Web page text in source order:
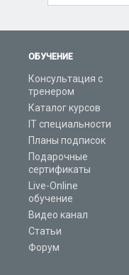
ОБУЧЕНИЕ
Консультация с
тренером
Каталог курсов
IT специальности
Планы подписок
Подарочные
сертификаты
Live-Online
обучение
Видео канал
Статьи
Форум